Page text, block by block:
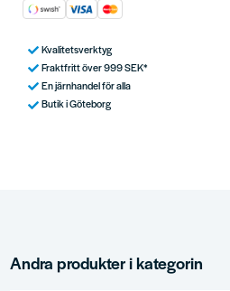
Kvalitetsverktyg
Fraktfritt över 999 SEK*
En järnhandel för alla
Butik i Göteborg
Andra produkter i kategorin